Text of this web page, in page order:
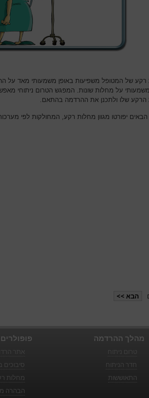
רקע של המטופל משפיעות באופן משמעותי מאד על
משמעותי על מחלות שונות. המפגש הטרום ניתוחי
הרקע שלו ולתכנן את ההרדמה בהתאם.
יפורטו מגוון מחלות רקע, המחולקות לפי
הבא >>
פופולרים
מחלות
הבהרה
מהלך ההרדמה
חדר הניתוח
התאוששות